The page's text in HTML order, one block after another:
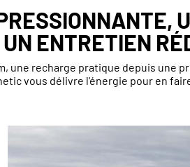
ENTRETIEN
une recharge pratique depuis une
vous délivre l'énergie pour en